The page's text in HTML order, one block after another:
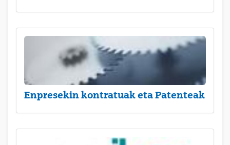
Enpresekin kontratuak eta Patenteak